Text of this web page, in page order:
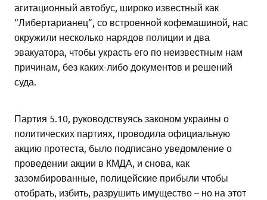
агитационный автобус, широко известный как
“Либертарианец”, со встроенной кофемашиной, нас
окружили несколько нарядов полиции и два
эвакуатора, чтобы украсть его по неизвестным нам
причинам, без каких-либо документов и решений
суда.
Партия 5.10, руководствуясь законом украины о
политических партиях, проводила официальную
акцию протеста, было подписано уведомление о
проведении акции в КМДА, и снова, как
зазомбированные, полицейские прибыли чтобы
отобрать, избить, разрушить имущество – но на этот